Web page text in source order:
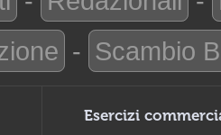
- Scambio
Esercizi